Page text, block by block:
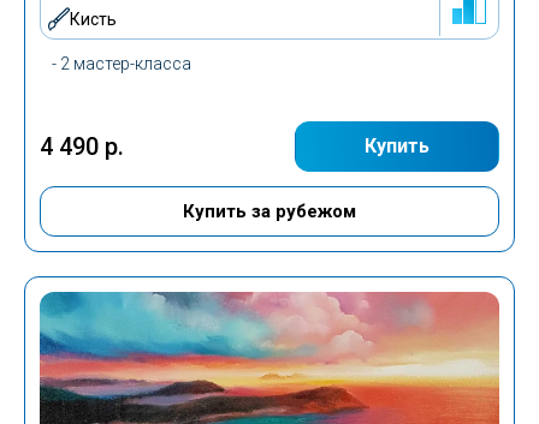
- 2 мастер-класса
Кисть
Купить
4 490 р.
Купить за рубежом